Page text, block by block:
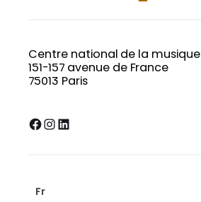
Centre national de la musique
151-157 avenue de France
75013 Paris
Facebook InstagramLinkedIn
Fr